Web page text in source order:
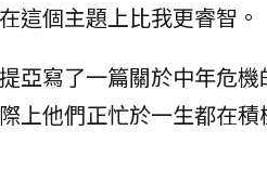
這個主題上比我更睿智。
亞寫了一篇關於中年危
上他們正忙於一生都在